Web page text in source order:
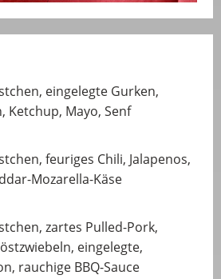
eingelegte Gurken,
Ketchup, Mayo, Senf
feuriges Chili, Jalapenos,
Mozarella-Käse
zartes Pulled-Pork,
eingelegte,
rauchige BBQ-Sauce